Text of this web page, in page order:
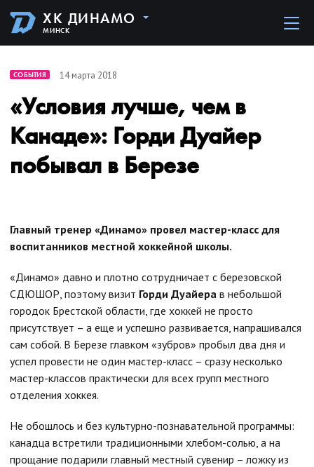
ХК ДИНАМО
МИНСК
СОБЫТИЯ 14 марта 2018
«Условия лучше, чем в
Канаде»: Горди Дуайер
побывал в Березе
Главный тренер «Динамо» провел мастер-класс для
воспитанников местной хоккейной школы.
«Динамо» давно и плотно сотрудничает с березовской
СДЮШОР, поэтому визит Горди Дуайера в небольшой
городок Брестской области, где хоккей не просто
присутствует – а еще и успешно развивается, напрашивался
сам собой. В Березе главком «зубров» пробыл два дня и
успел провести не один мастер-класс – сразу несколько
мастер-классов практически для всех групп местного
отделения хоккея.
Не обошлось и без культурно-познавательной программы:
канадца встретили традиционными хлебом-солью, а на
прощание подарили главный местный сувенир – ложку из